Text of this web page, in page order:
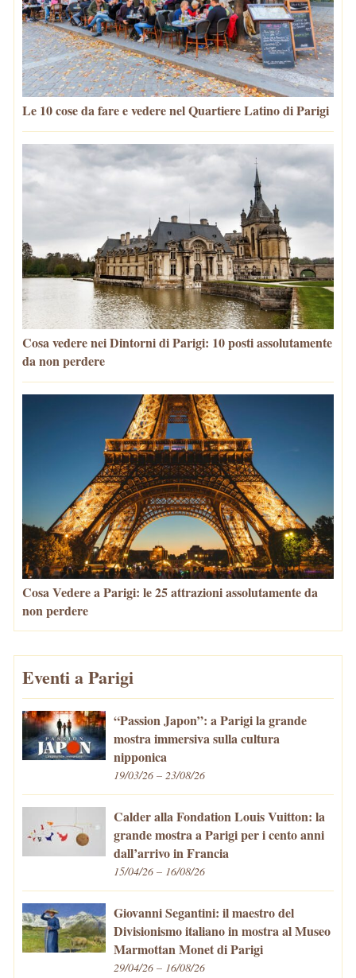
Le 10 cose da fare e vedere nel Quartiere Latino di Parigi
Cosa vedere nei Dintorni di Parigi: 10 posti assolutamente
da non perdere
Cosa Vedere a Parigi: le 25 attrazioni assolutamente da
non perdere
Eventi a Parigi
“Passion Japon”: a Parigi la grande
mostra immersiva sulla cultura
nipponica
19/03/26 – 23/08/26
Calder alla Fondation Louis Vuitton: la
grande mostra a Parigi per i cento anni
dall’arrivo in Francia
15/04/26 – 16/08/26
Giovanni Segantini: il maestro del
Divisionismo italiano in mostra al Museo
Marmottan Monet di Parigi
29/04/26 – 16/08/26